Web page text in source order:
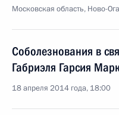
Московская область, Ново-
Соболезнования в
Габриэля Гарсия
18 апреля 2014 года, 18:00